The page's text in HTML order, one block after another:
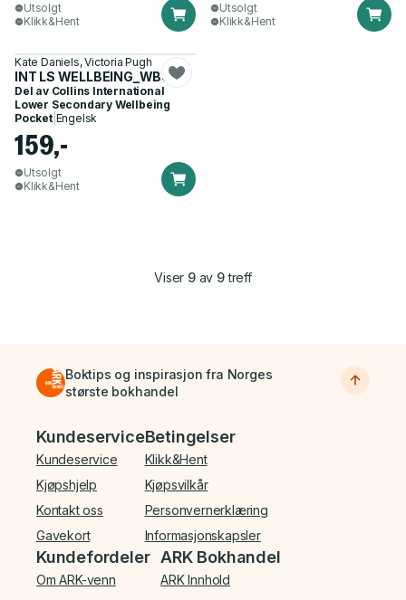
Utsolgt
Klikk&Hent
Utsolgt
Klikk&Hent
Kate Daniels, Victoria Pugh
INT LS WELLBEING_WB9
Del av Collins International
Lower Secondary Wellbeing
Pocket| Engelsk
159,-
Utsolgt
Klikk&Hent
Viser 9av 9treff
Boktips og inspirasjon fra Norges
største bokhandel
Bunnmeny
Kundeservice
Kundeservice
Kjøpshjelp
Kontakt oss
Gavekort
Betingelser
Klikk&Hent
Kjøpsvilkår
Personvernerklæring
Informasjonskapsler
Kundefordeler
Om ARK-venn
ARK Bokhandel
ARK Innhold